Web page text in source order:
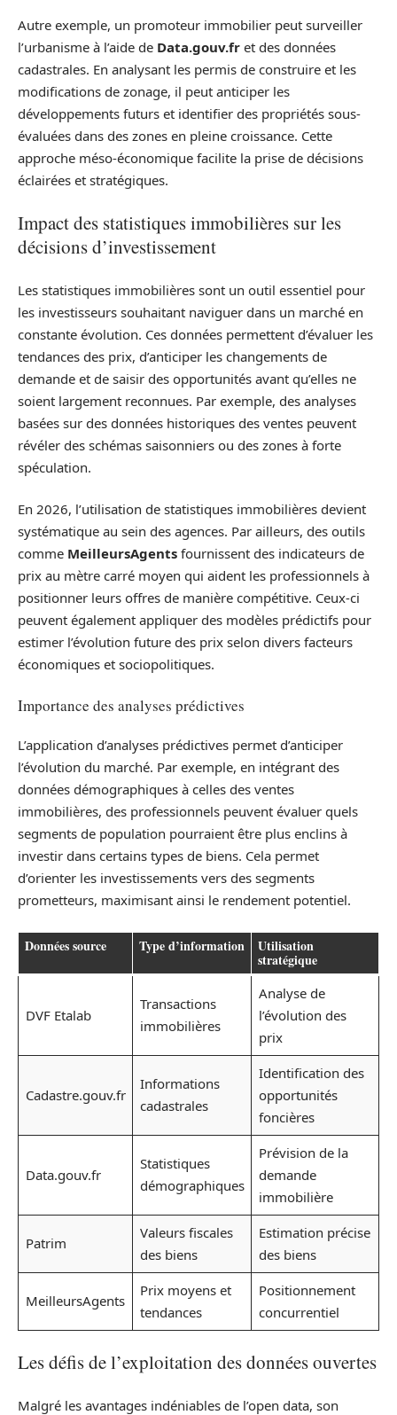
Autre exemple, un promoteur immobilier peut surveiller
l’urbanisme à l’aide de Data.gouv.fr et des données
cadastrales. En analysant les permis de construire et les
modifications de zonage, il peut anticiper les
développements futurs et identifier des propriétés sous-
évaluées dans des zones en pleine croissance. Cette
approche méso-économique facilite la prise de décisions
éclairées et stratégiques.
Impact des statistiques immobilières sur les
décisions d’investissement
Les statistiques immobilières sont un outil essentiel pour
les investisseurs souhaitant naviguer dans un marché en
constante évolution. Ces données permettent d’évaluer les
tendances des prix, d’anticiper les changements de
demande et de saisir des opportunités avant qu’elles ne
soient largement reconnues. Par exemple, des analyses
basées sur des données historiques des ventes peuvent
révéler des schémas saisonniers ou des zones à forte
spéculation.
En 2026, l’utilisation de statistiques immobilières devient
systématique au sein des agences. Par ailleurs, des outils
comme MeilleursAgents fournissent des indicateurs de
prix au mètre carré moyen qui aident les professionnels à
positionner leurs offres de manière compétitive. Ceux-ci
peuvent également appliquer des modèles prédictifs pour
estimer l’évolution future des prix selon divers facteurs
économiques et sociopolitiques.
Importance des analyses prédictives
L’application d’analyses prédictives permet d’anticiper
l’évolution du marché. Par exemple, en intégrant des
données démographiques à celles des ventes
immobilières, des professionnels peuvent évaluer quels
segments de population pourraient être plus enclins à
investir dans certains types de biens. Cela permet
d’orienter les investissements vers des segments
prometteurs, maximisant ainsi le rendement potentiel.
Données source Type d’information Utilisation
stratégique
DVF Etalab
Transactions
immobilières
Analyse de
l’évolution des
prix
Cadastre.gouv.fr
Informations
cadastrales
Identification des
opportunités
foncières
Data.gouv.fr
Statistiques
démographiques
Prévision de la
demande
immobilière
Patrim
Valeurs fiscales
des biens
Estimation précise
des biens
MeilleursAgents
Prix moyens et
tendances
Positionnement
concurrentiel
Les défis de l’exploitation des données ouvertes
Malgré les avantages indéniables de l’open data, son